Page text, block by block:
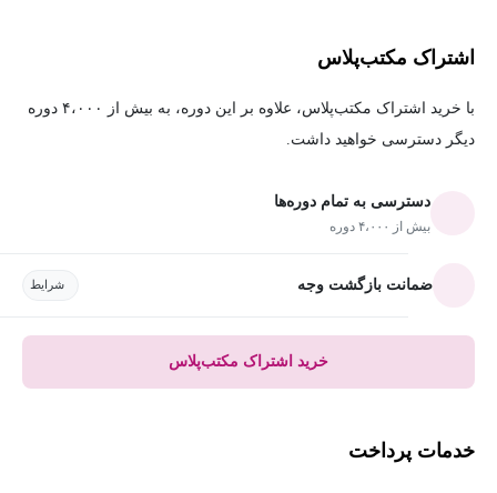
اشتراک مکتب‌پلاس
با خرید اشتراک مکتب‌پلاس، علاوه بر این دوره، به بیش از ۴،۰۰۰ دوره
دیگر دسترسی خواهید داشت.
دسترسی به تمام دوره‌ها
بیش از ۴،۰۰۰ دوره
ضمانت بازگشت وجه شرایط
خرید اشتراک مکتب‌پلاس
خدمات پرداخت